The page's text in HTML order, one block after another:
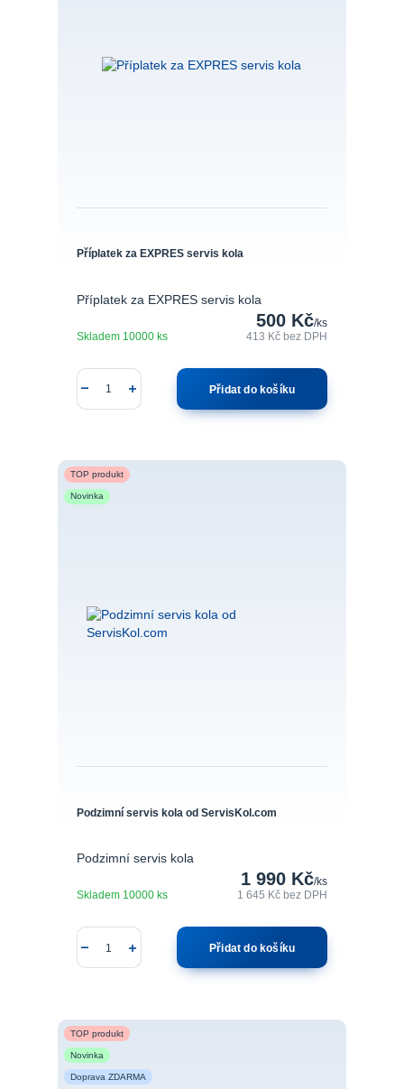
Příplatek za EXPRES servis kola
Příplatek za EXPRES servis kola
500 Kč/ks
413 Kčbez DPH
Skladem 10000 ks
Přidat do košíku
TOP produkt
Novinka
Podzimní servis kola od ServisKol.com
Podzimní servis kola
1 990 Kč/ks
1 645 Kč bez DPH
Skladem 10000 ks
Přidat do košíku
TOP produkt
Novinka
Doprava ZDARMA